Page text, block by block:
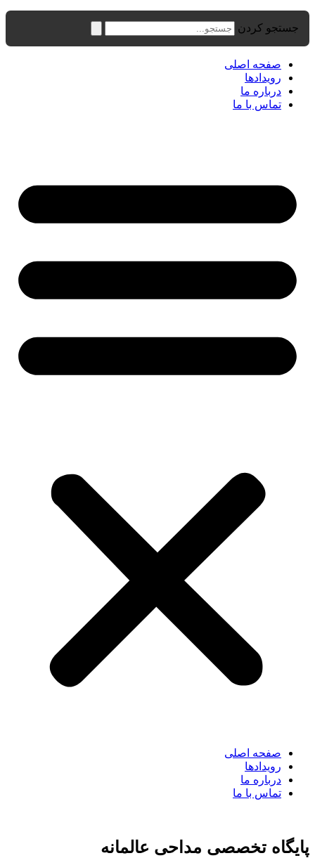
جستجو کردن
صفحه اصلی
رویدادها
درباره ما
تماس با ما
صفحه اصلی
رویدادها
درباره ما
تماس با ما
پایگاه تخصصی مداحی عالمانه